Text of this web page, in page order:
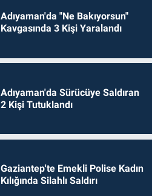
Adıyaman'da "Ne Bakıyorsun"
Kavgasında 3 Kişi Yaralandı
Adıyaman'da Sürücüye Saldıran
2 Kişi Tutuklandı
Gaziantep'te Emekli Polise Kadın
Kılığında Silahlı Saldırı